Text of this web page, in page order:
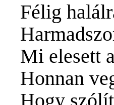
Félig
Mi elesett
Honnan
Hogy